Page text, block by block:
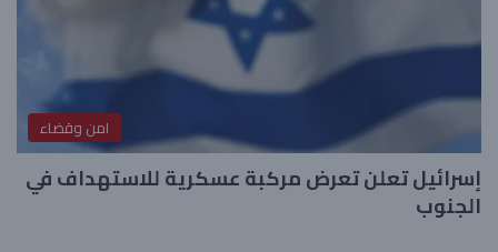
امن وقضاء
إسرائيل تعلن تعرض مركبة عسكرية للاستهداف في
الجنوب